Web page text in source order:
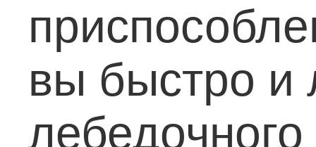
вы быстро и